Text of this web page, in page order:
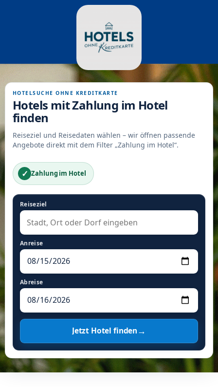
HOTELSUCHE OHNE KREDITKARTE
Hotels mit Zahlung im Hotel
finden
Reiseziel und Reisedaten wählen – wir öffnen passende
Angebote direkt mit dem Filter „Zahlung im Hotel“.
✓ Zahlung im Hotel
Reiseziel
Anreise
Abreise
Jetzt Hotel finden→